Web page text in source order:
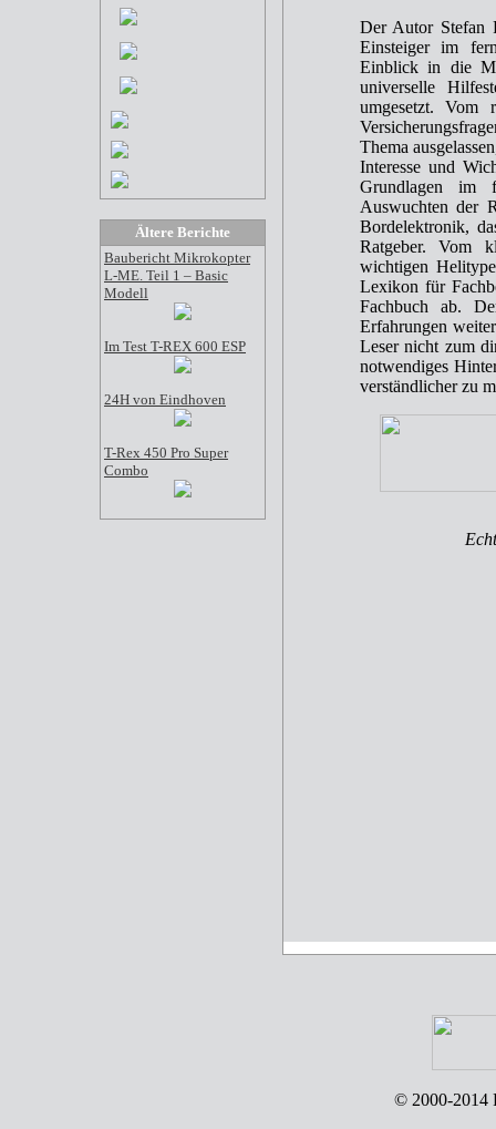
Ältere Berichte
Baubericht Mikrokopter
L-ME. Teil 1 – Basic
Modell
Im Test T-REX 600 ESP
24H von Eindhoven
T-Rex 450 Pro Super
Combo
Der Autor Stefan
Einsteiger im
Einblick in die
universelle
umgesetzt. Vom
Thema
Interesse und
Grundlagen im
Auswuchten der
Bordelektronik,
Ratgeber. Vom
wichtigen
Lexikon für
Fachbuch ab.
Erfahrungen
Leser nicht zum
notwendiges
verständlicher zu
© 2000-2014